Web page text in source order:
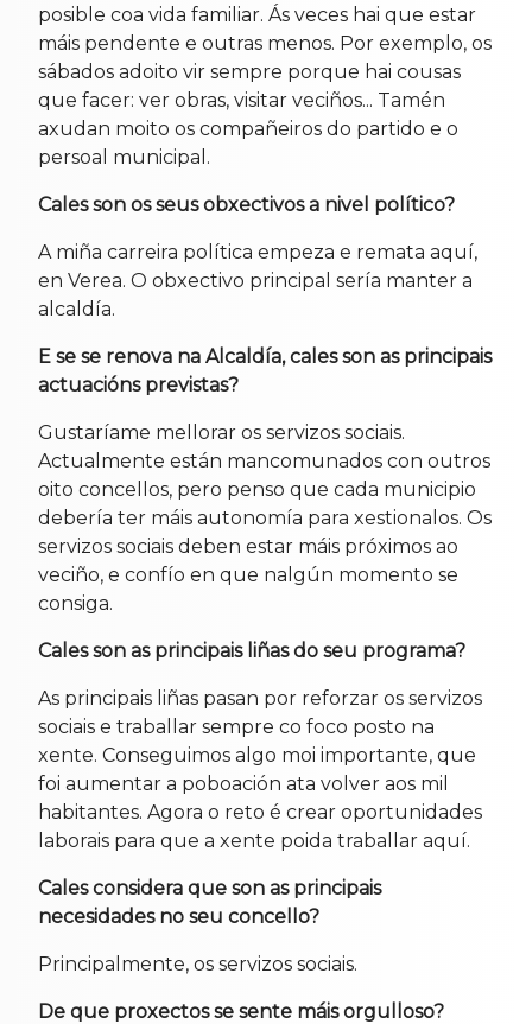
posible coa vida familiar. Ás veces hai que estar
máis pendente e outras menos. Por exemplo, os
sábados adoito vir sempre porque hai cousas
que facer: ver obras, visitar veciños... Tamén
axudan moito os compañeiros do partido e o
persoal municipal.
Cales son os seus obxectivos a nivel político?
A miña carreira política empeza e remata aquí,
en Verea. O obxectivo principal sería manter a
alcaldía.
E se se renova na Alcaldía, cales son as principais
actuacións previstas?
Gustaríame mellorar os servizos sociais.
Actualmente están mancomunados con outros
oito concellos, pero penso que cada municipio
debería ter máis autonomía para xestionalos. Os
servizos sociais deben estar máis próximos ao
veciño, e confío en que nalgún momento se
consiga.
Cales son as principais liñas do seu programa?
As principais liñas pasan por reforzar os servizos
sociais e traballar sempre co foco posto na
xente. Conseguimos algo moi importante, que
foi aumentar a poboación ata volver aos mil
habitantes. Agora o reto é crear oportunidades
laborais para que a xente poida traballar aquí.
Cales considera que son as principais
necesidades no seu concello?
Principalmente, os servizos sociais.
De que proxectos se sente máis orgulloso?